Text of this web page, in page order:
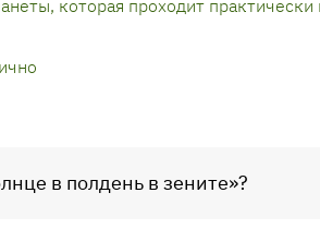
которая проходит практически
в полдень в зените»?